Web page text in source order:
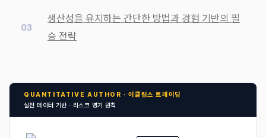
생산성을 유지하는 간단한 방법과 경험 기반의 필
승 전략
QUANTITATIVE AUTHOR · 이클립스 트레이딩
실전 데이터 기반 · 리스크 병기 원칙